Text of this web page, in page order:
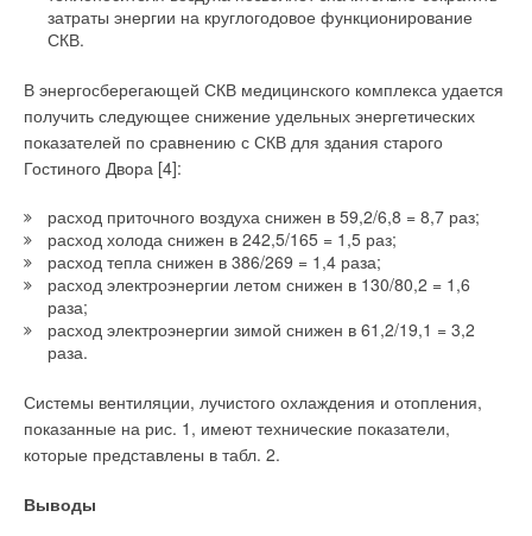
затраты энергии на круглогодовое функционирование
СКВ.
В энергосберегающей СКВ медицинского комплекса удается
получить следующее снижение удельных энергетических
показателей по сравнению с СКВ для здания старого
Гостиного Двора [4]:
расход приточного воздуха снижен в 59,2/6,8 = 8,7 раз;
расход холода снижен в 242,5/165 = 1,5 раз;
расход тепла снижен в 386/269 = 1,4 раза;
расход электроэнергии летом снижен в 130/80,2 = 1,6
раза;
расход электроэнергии зимой снижен в 61,2/19,1 = 3,2
раза.
Системы вентиляции, лучистого охлаждения и отопления,
показанные на рис. 1, имеют технические показатели,
которые представлены в табл. 2.
Выводы